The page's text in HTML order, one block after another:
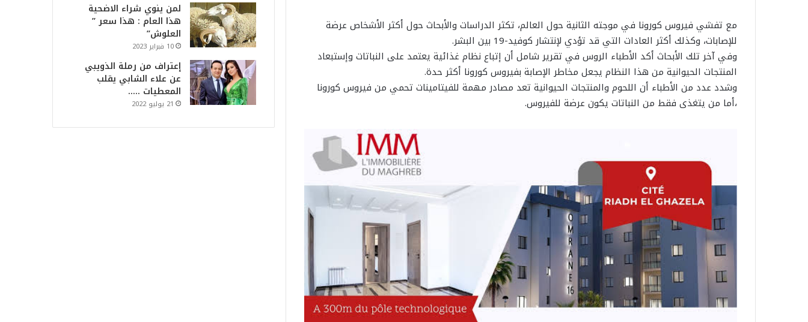
مع تفشي فيروس كورونا في موجته الثانية حول العالم، تكثر الدراسات والأبحاث حول أكثر الأشخاص عرضة
للإصابات، وكذلك أكثر العادات التي قد تؤدي لإنتشار كوفيد-19 بين البشر.
وفي آخر تلك الأبحاث أكد الأطباء الروس في تقرير شامل أن إتباع نظام غذائية يعتمد على النباتات وإستبعاد
المنتجات الحيوانية من هذا النظام يجعل مخاطر الإصابة بفيروس كورونا أكثر حدة.
وشدد عدد من الأطباء أن اللحوم والمنتجات الحيوانية تعد مصادر مهمة للفيتامينات تحمي من فيروس كورونا
،أما من يتغذى فقط من النباتات يكون عرضة للفيروس.
لمن ينوي شراء الاضحية
هذا العام : هذا سعر ”
العلوش”
10 فبراير 2023
إعتراف من رملة الذويبي
عن علاء الشابي يقلب
المعطيات …..
21 يوليو 2022